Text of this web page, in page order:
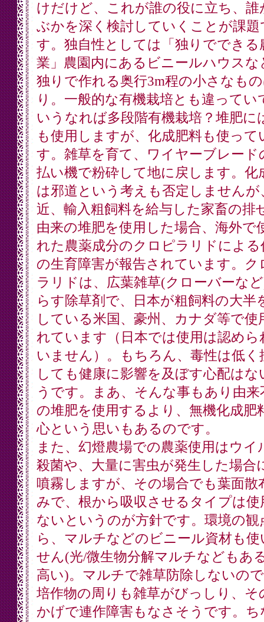
けだけど、これが誰の役に立ち、誰
ぶかを深く検討していくことが課題
す。独自性としては「独りでできる
業」農園内にあるビニールハウスな
独りで作れる奥行3m程の小さなも
り。一般的な有機栽培とも違ってい
いうなれば多段階有機栽培？堆肥に
も使用しますが、化成肥料も使って
す。雑草を育て、ワイヤーブレード
払い機で粉砕して地に戻します。化
は邪道という考えも否定しませんが
近、輸入粗飼料を給与した家畜の排
由来の堆肥を使用した場合、海外で
れた農薬成分のクロピラリドによる
の生育障害が報告されています。ク
ラリドは、広葉雑草(クローバーな
らす除草剤で、日本が粗飼料の大半
している米国、豪州、カナダ等で使
れています（日本では使用は認めら
いません）。もちろん、毒性は低く
しても健康に影響を及ぼす心配はな
うです。まあ、そんな事もあり由来
の堆肥を使用するより、無機化成肥
心という思いもあるのです。
また、幻燈農場での農薬使用はウイ
殺菌や、大量に害虫が発生した場合
噴霧しますが、その場合でも葉面散
みで、根から吸収させるタイプは使
ないというのが方針です。環境の観
ら、マルチなどのビニール資材も使
せん(光/微生物分解マルチなどもあ
高い)。マルチで雑草防除しないの
培作物の周りも雑草がびっしり、そ
かげで連作障害もなさそうです。ち